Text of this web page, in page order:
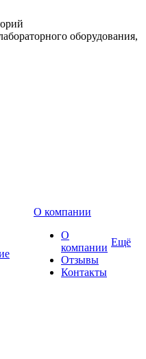
оборудования,
О компании
О
компании
Отзывы
Контакты
Ещё